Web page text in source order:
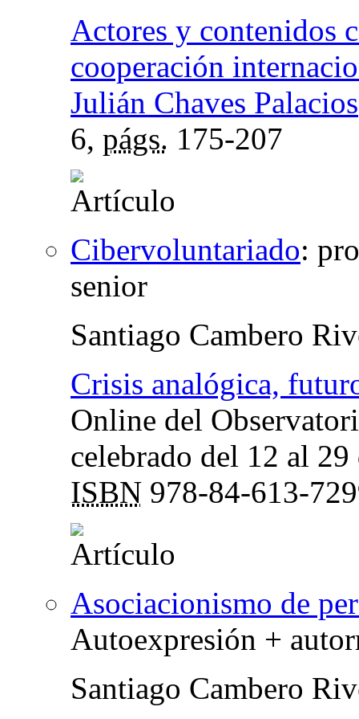
Actores y contenidos
cooperación
Julián Chaves Palacios
6, págs. 175-207
Cibervoluntariado:
senior
Santiago Cambero
Crisis analógica,
Online del
celebrado del 12 al
ISBN 978-84-613-
Asociacionismo de
Autoexpresión +
Santiago Cambero